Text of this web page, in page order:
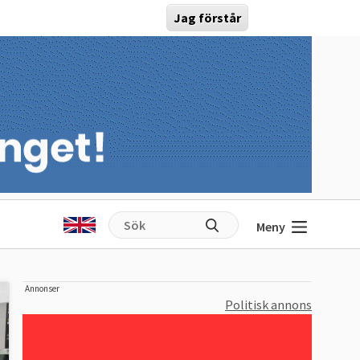
Jag förstår
Meny
Annonser
Politisk annons